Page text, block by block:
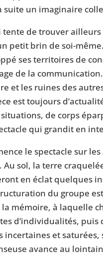
suite un imaginaire
tente de trouver
petit brin de soi-
ses territoires de
de la
et les ruines des
est toujours
de corps
qui grandit en
le spectacle sur
sol, la terre
en éclat quelques
du groupe
mémoire, à laquelle
d’individualités,
incertaines et
avance au